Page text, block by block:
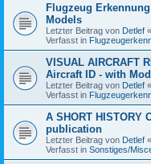
Flugzeug
Models
Letzter Beitrag von Detlef «
Verfasst in
VISUAL AIRCRAFT
Aircraft ID - with
Letzter Beitrag von Detlef «
Verfasst in
A SHORT HISTORY
publication
Letzter Beitrag von Detlef «
Verfasst in Sonstiges/